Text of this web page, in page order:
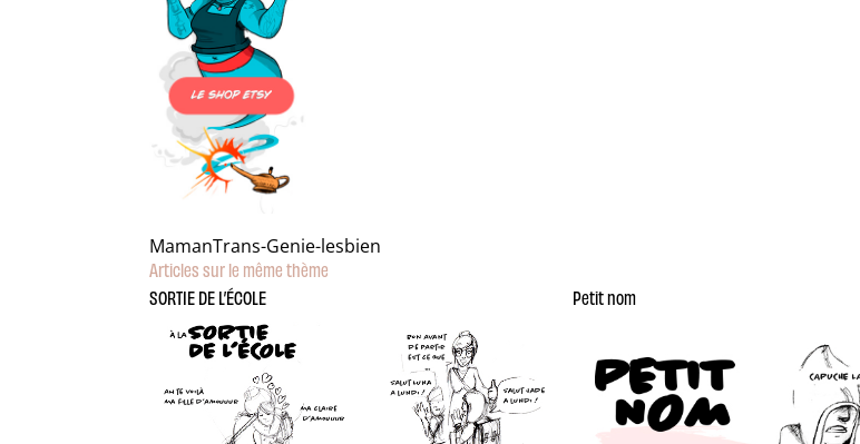
MamanTrans-Genie-lesbien
Articles sur le même thème
SORTIE DE L’ÉCOLE
Petit nom